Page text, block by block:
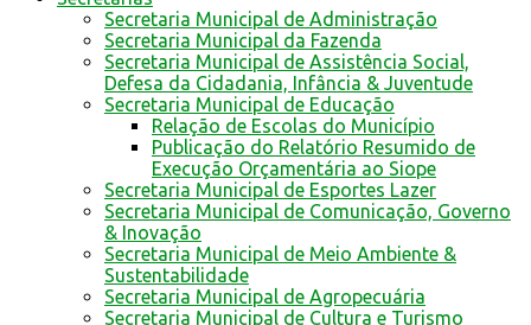
Secretaria Municipal de Administração
Secretaria Municipal da Fazenda
Secretaria Municipal de Assistência Social,
Defesa da Cidadania, Infância & Juventude
Secretaria Municipal de Educação
Relação de Escolas do Município
Publicação do Relatório Resumido de
Execução Orçamentária ao Siope
Secretaria Municipal de Esportes Lazer
Secretaria Municipal de Comunicação, Governo
& Inovação
Secretaria Municipal de Meio Ambiente &
Sustentabilidade
Secretaria Municipal de Agropecuária
Secretaria Municipal de Cultura e Turismo